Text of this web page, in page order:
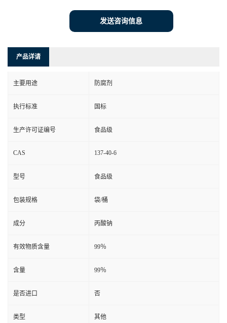
发送咨询信息
产品详请
主要用途 防腐剂
执行标准 国标
生产许可证编号 食品级
CAS 137-40-6
型号 食品级
包装规格 袋/桶
成分 丙酸钠
有效物质含量 99％
含量 99％
是否进口 否
类型 其他